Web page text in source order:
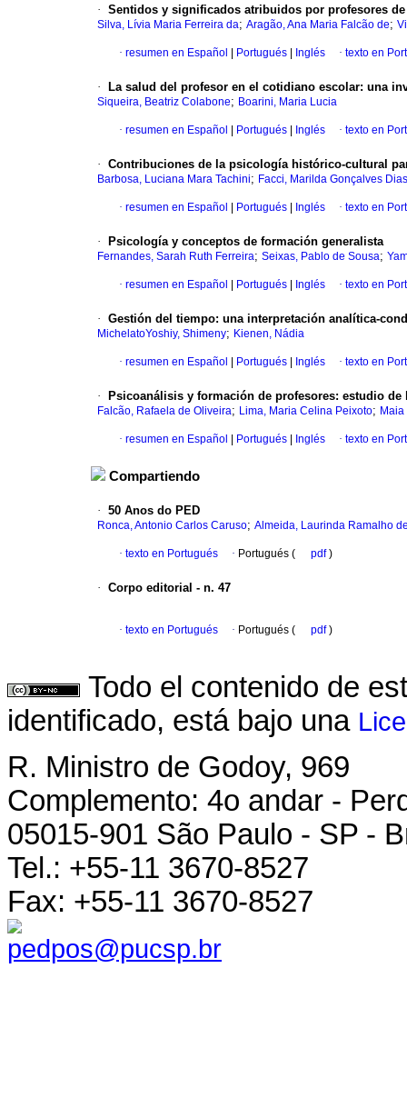
· Sentidos y significados atribuidos por profesores
Silva, Lívia Maria Ferreira da; Aragão, Ana Maria Falcão de;
· resumen en Español Portugués Inglés · texto en
· La salud del profesor en el cotidiano escolar: una
Siqueira, Beatriz Colabone; Boarini, Maria Lucia
· resumen en Español Portugués Inglés · texto en
· Contribuciones de la psicología histórico-cultural
Barbosa, Luciana Mara Tachini; Facci, Marilda Gonçalves Dias
· resumen en Español Portugués Inglés · texto en
· Psicología y conceptos de formación generalista
Fernandes, Sarah Ruth Ferreira; Seixas, Pablo de Sousa;
· resumen en Español Portugués Inglés · texto en
· Gestión del tiempo: una interpretación analítica-
MichelatoYoshiy, Shimeny; Kienen, Nádia
· resumen en Español Portugués Inglés · texto en
· Psicoanálisis y formación de profesores: estudio de
Falcão, Rafaela de Oliveira; Lima, Maria Celina Peixoto;
· resumen en Español Portugués Inglés · texto en
Compartiendo
· 50 Anos do PED
Ronca, Antonio Carlos Caruso; Almeida, Laurinda Ramalho
· texto en Portugués · Portugués ( pdf)
· Corpo editorial - n. 47
· texto en Portugués · Portugués ( pdf)
Todo el contenido de
identificado, está bajo una
R. Ministro de Godoy, 969
Complemento: 4o andar -
05015-901 São Paulo - SP -
Tel.: +55-11 3670-8527
Fax: +55-11 3670-8527
pedpos@pucsp.br